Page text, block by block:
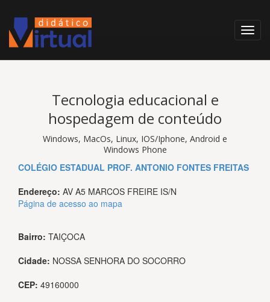
Tecnologia educacional e
hospedagem de conteúdo
Windows, MacOs, Linux, IOS/Iphone, Android e
Windows Phone
COLÉGIO ESTADUAL PROF. ANTONIO FONTES FREITAS
Endereço: AV A5 MARCOS FREIRE IS/N
Página de acesso ao mapa
Bairro: TAIÇOCA
Cidade: NOSSA SENHORA DO SOCORRO
CEP: 49160000